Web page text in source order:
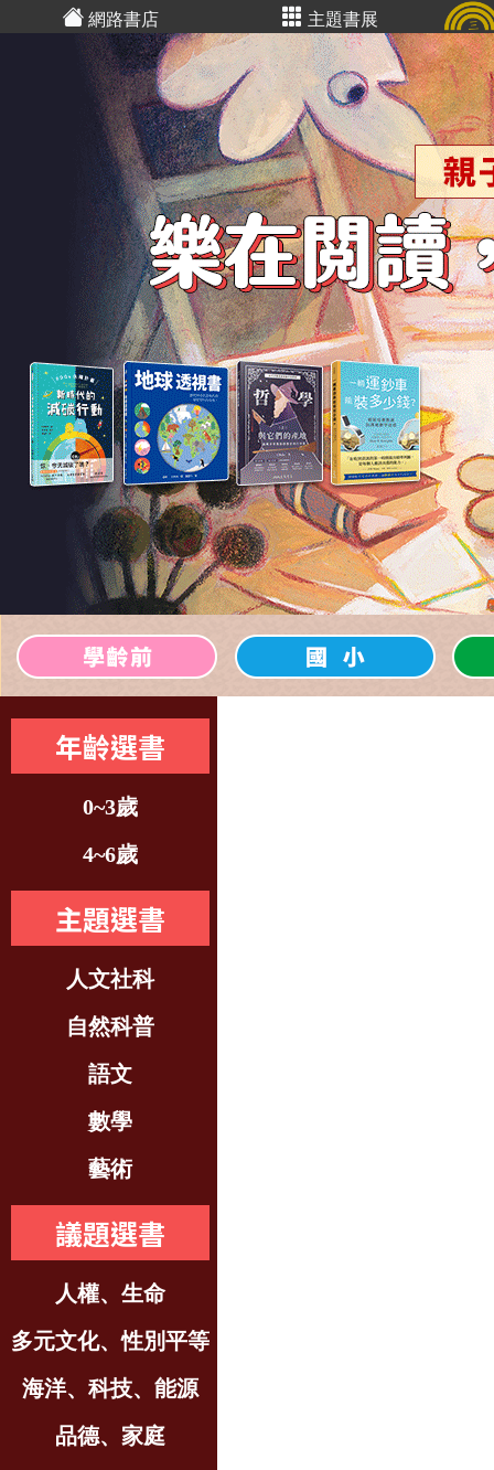
網路書店 主題書展
年齡選書
0~3歲
4~6歲
主題選書
人文社科
自然科普
語文
數學
藝術
議題選書
人權、生命
多元文化、性別平等
海洋、科技、能源
品德、家庭